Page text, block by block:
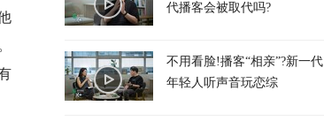
代播客会被取代吗?
不用看脸!播客“相亲”?新一代
年轻人听声音玩恋综